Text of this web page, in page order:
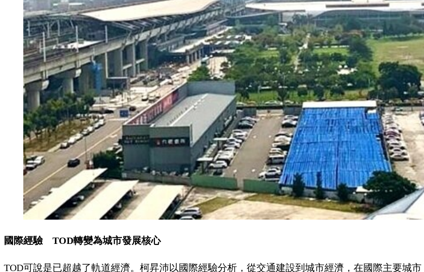
國際經驗 TOD轉變為城市發展核心
TOD可說是已超越了軌道經濟。柯昇沛以國際經驗分析，從交通建設到城市經濟，在國際主要城